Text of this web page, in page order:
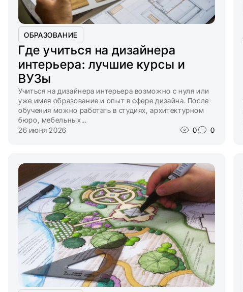
ОБРАЗОВАНИЕ
Где учиться на дизайнера
интерьера: лучшие курсы и
ВУЗы
Учиться на дизайнера интерьера возможно с нуля или
уже имея образование и опыт в сфере дизайна. После
обучения можно работать в студиях, архитектурном
бюро, мебельных...
26 июня 2026
0 0